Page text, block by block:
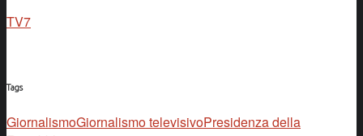
TV7
Tags
GiornalismoGiornalismo televisivoPresidenza della